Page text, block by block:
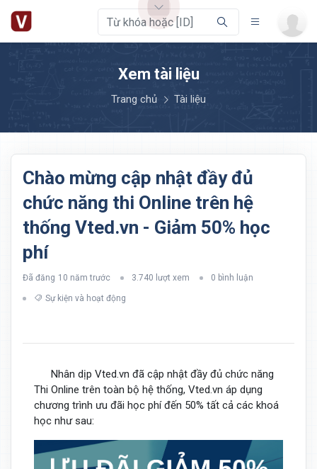
Xem tài liệu
Trang chủ Tài liệu
Chào mừng cập nhật đầy đủ
chức năng thi Online trên hệ
thống Vted.vn - Giảm 50% học
phí
Đã đăng 10 năm trước 3.740 lượt xem 0 bình luận
Sự kiện và hoạt động
Nhân dịp Vted.vn đã cập nhật đầy đủ chức năng
Thi Online trên toàn bộ hệ thống, Vted.vn áp dụng
chương trình ưu đãi học phí đến 50% tất cả các khoá
học như sau: